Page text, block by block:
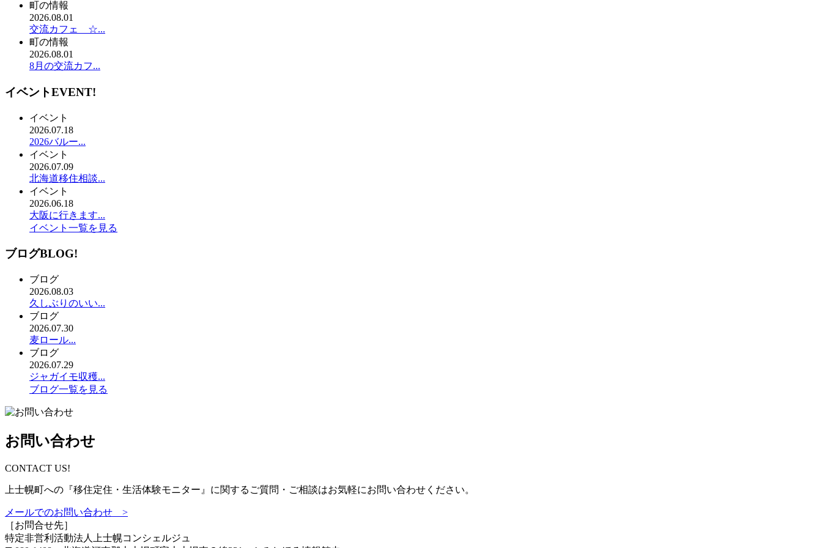
町の情報
2026.08.01
交流カフェ ☆...
町の情報
2026.08.01
8月の交流カフ...
イベントEVENT!
イベント
2026.07.18
2026バルー...
イベント
2026.07.09
北海道移住相談...
イベント
2026.06.18
大阪に行きます...
イベント一覧を見る
ブログBLOG!
ブログ
2026.08.03
久しぶりのいい...
ブログ
2026.07.30
麦ロール...
ブログ
2026.07.29
ジャガイモ収穫...
ブログ一覧を見る
お問い合わせ
CONTACT US!
上士幌町への『移住定住・生活体験モニター』に関するご質問・ご相談はお気軽にお問い合わせください。
メールでのお問い合わせ >
［お問合せ先］
特定非営利活動法人
上士幌コンシェルジュ